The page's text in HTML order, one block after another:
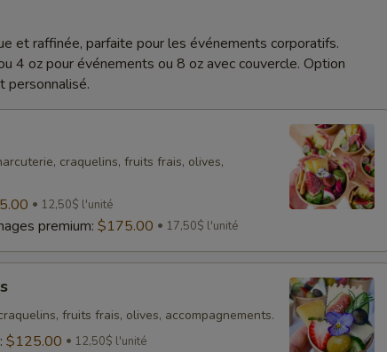
et raffinée, parfaite pour les événements corporatifs.
4 oz pour événements ou 8 oz avec couvercle. Option
personnalisé.
craquelins, fruits frais, olives,
12,50$ l'unité
premium: $175.00 17,50$ l'unité
fruits frais, olives, accompagnements.
$125.00 12,50$ l'unité